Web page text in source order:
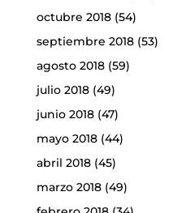
octubre 2018(54)
septiembre 2018(53)
agosto 2018(59)
julio 2018(49)
junio 2018(47)
mayo 2018(44)
abril 2018(45)
marzo 2018(49)